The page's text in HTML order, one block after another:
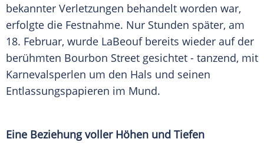
bekannter Verletzungen behandelt worden war,
erfolgte die Festnahme. Nur Stunden später, am
18. Februar, wurde LaBeouf bereits wieder auf der
berühmten Bourbon Street gesichtet - tanzend, mit
Karnevalsperlen um den Hals und seinen
Entlassungspapieren im Mund.
Eine Beziehung voller Höhen und Tiefen